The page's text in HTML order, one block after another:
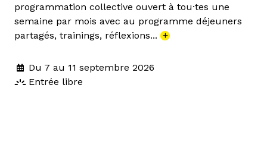
programmation collective ouvert à tou·tes une
semaine par mois avec au programme déjeuners
partagés, trainings, réflexions... +
Du 7 au 11 septembre 2026
Entrée libre